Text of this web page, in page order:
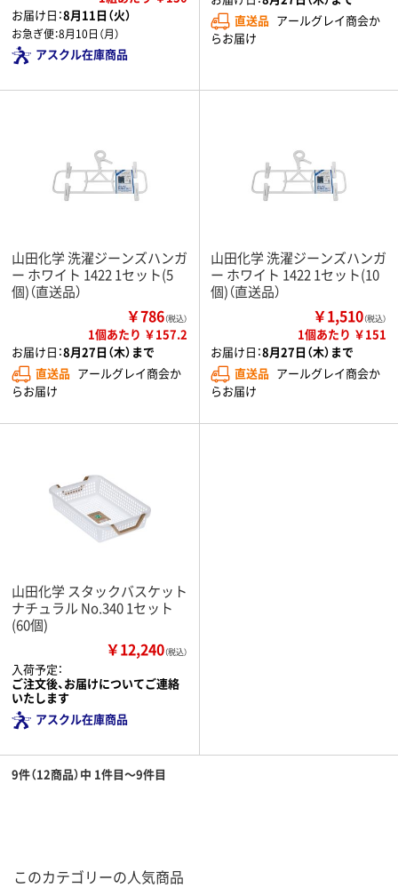
お届け日：8月11日（火）
お急ぎ便：8月10日（月）
アスクル在庫商品
直送品 アールグレイ商会か
らお届け
山田化学 洗濯ジーンズハンガ
ー ホワイト 1422 1セット(5
個)（直送品）
￥786（税込）
1個あたり ￥157.2
お届け日：8月27日（木）まで
直送品 アールグレイ商会か
らお届け
山田化学 洗濯ジーンズハンガ
ー ホワイト 1422 1セット(10
個)（直送品）
￥1,510（税込）
1個あたり ￥151
お届け日：8月27日（木）まで
直送品 アールグレイ商会か
らお届け
山田化学 スタックバスケット
ナチュラル No.340 1セット
(60個)
￥12,240（税込）
入荷予定：
ご注文後、お届けについてご連絡
いたします
アスクル在庫商品
9件（12商品）中 1件目～9件目
このカテゴリーの人気商品